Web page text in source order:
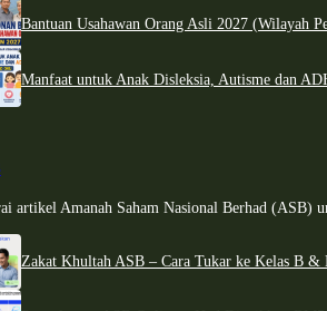
Bantuan Usahawan Orang Asli 2027 (Wilayah
Manfaat untuk Anak Disleksia, Autisme dan
artikel Amanah Saham Nasional Berhad (ASB)
Zakat Khultah ASB – Cara Tukar ke Kelas B &